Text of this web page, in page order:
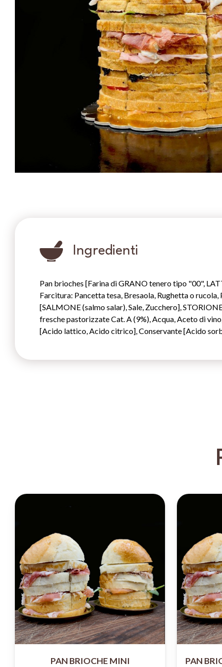
Ingredienti
Pan brioches [Farina di GRANO tenero tipo "00",
Farcitura: Pancetta tesa, Bresaola, Rughetta o
[SALMONE (salmo salar), Sale, Zucchero],
fresche pastorizzate Cat. A (9%), Acqua, Aceto di
[Acido lattico, Acido citrico], Conservante [Acido
PAN BRIOCHE MINI PAN